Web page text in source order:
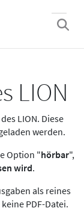
LION
LION. Diese
werden.
Option "hörbar",
wird.
als reines
PDF-Datei.